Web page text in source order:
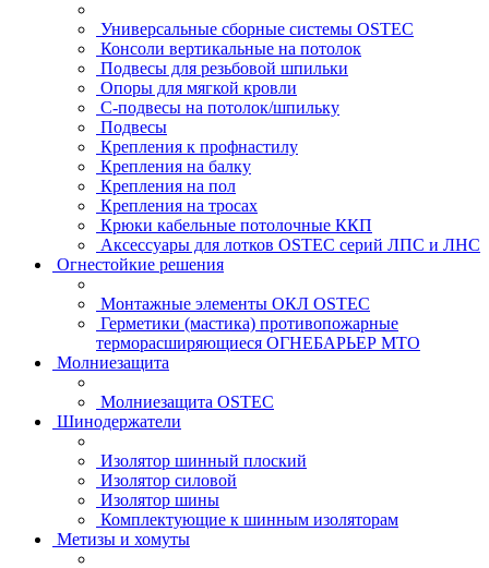
Универсальные сборные системы OSTEC
Консоли вертикальные на потолок
Подвесы для резьбовой шпильки
Опоры для мягкой кровли
С-подвесы на потолок/шпильку
Подвесы
Крепления к профнастилу
Крепления на балку
Крепления на пол
Крепления на тросах
Крюки кабельные потолочные ККП
Аксессуары для лотков OSTEC серий ЛПС и ЛНС
Огнестойкие решения
Монтажные элементы ОКЛ OSTEC
Герметики (мастика) противопожарные
терморасширяющиеся ОГНЕБАРЬЕР МТО
Молниезащита
Молниезащита OSTEC
Шинодержатели
Изолятор шинный плоский
Изолятор силовой
Изолятор шины
Комплектующие к шинным изоляторам
Метизы и хомуты